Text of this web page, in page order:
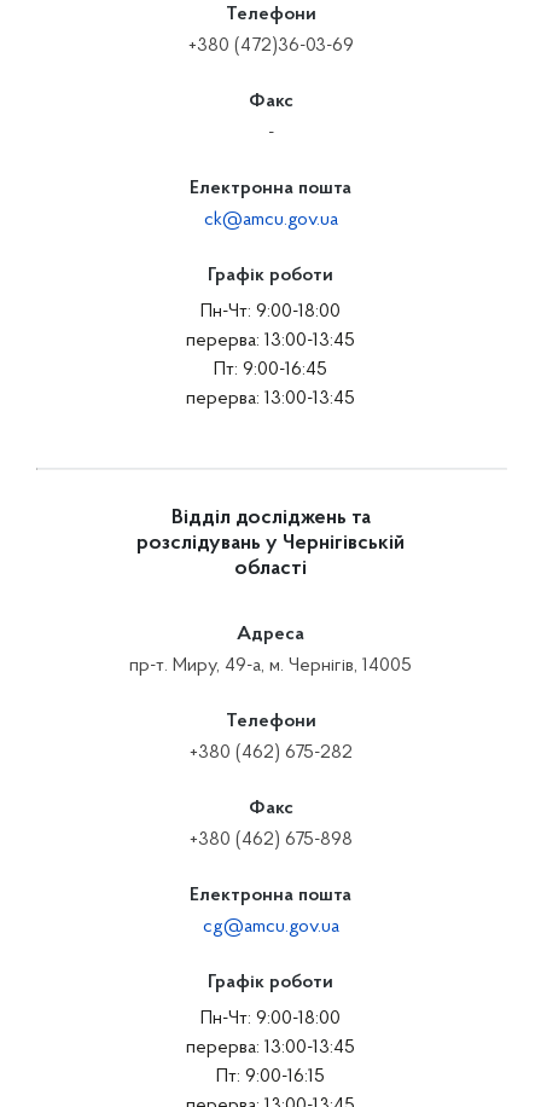
Телефони
+380 (472)36-03-69
Факс
-
Електронна пошта
ck@amcu.gov.ua
Графік роботи
Пн-Чт: 9:00-18:00
перерва: 13:00-13:45
Пт: 9:00-16:45
перерва: 13:00-13:45
Відділ досліджень та
розслідувань у Чернігівській
області
Адреса
пр-т. Миру, 49-а, м. Чернігів, 14005
Телефони
+380 (462) 675-282
Факс
+380 (462) 675-898
Електронна пошта
cg@amcu.gov.ua
Графік роботи
Пн-Чт: 9:00-18:00
перерва: 13:00-13:45
Пт: 9:00-16:15